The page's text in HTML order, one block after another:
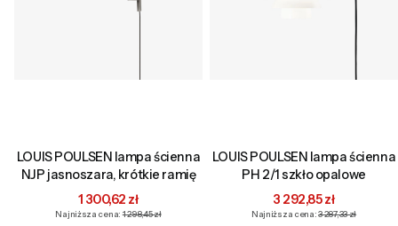
LOUIS POULSEN lampa ścienna
NJP jasnoszara, krótkie ramię
Cena promocyjna
1 300,62 zł
Najniższa cena: 1 298,45 zł
LOUIS POULSEN lampa ścienna
PH 2/1 szkło opalowe
Cena promocyjna
3 292,85 zł
Najniższa cena: 3 287,33 zł